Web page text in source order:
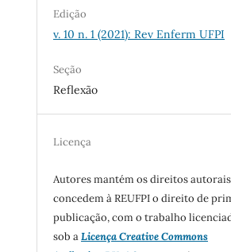
Edição
v. 10 n. 1 (2021): Rev Enferm UFPI
Seção
Reflexão
Licença
Autores mantém os direitos
concedem à REUFPI o direito de
publicação, com o trabalho
sob aLicença Creative Commons